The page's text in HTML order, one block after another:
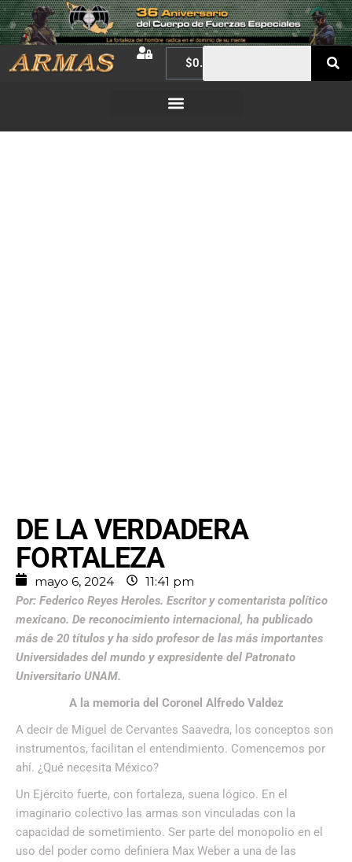
$0.00
DE LA VERDADERA
FORTALEZA
mayo 6, 2024 11:41 pm
Por: Federico Reyes Heroles. Escritor y comentarista político
mexicano. De reconocimiento internacional, ha publicado
más de 20 títulos y ha sido profesor de las más importantes
Universidades del mundo y expresidente del Patronato
Universitario UNAM.
A la memoria del Coronel Alfredo Valdez
A decir de Miguel de Cervantes Saavedra, los conceptos son
instrumentos, facilitan el entendimiento. Comencemos por
ahí. ¿Qué necesita México?
Un Ejército fuerte, con fortaleza, suena lógico. En el
imaginario colectivo las armas son vinculadas con la
capacidad de sometimiento. Ser parte del monopolio en el
uso del poder como definiera Max Weber a una de las